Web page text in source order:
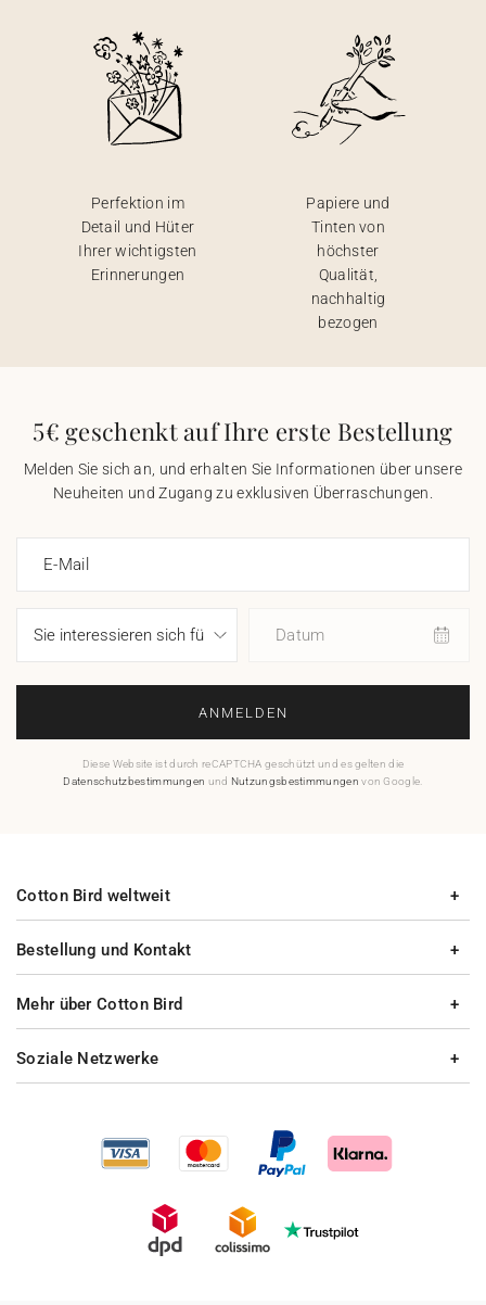
Perfektion im
Detail und Hüter
Ihrer wichtigsten
Erinnerungen
Papiere und
Tinten von
höchster
Qualität,
nachhaltig
bezogen
5€ geschenkt auf Ihre erste Bestellung
Melden Sie sich an, und erhalten Sie Informationen über unsere
Neuheiten und Zugang zu exklusiven Überraschungen.
E-Mail
Datum
ANMELDEN
Diese Website ist durch reCAPTCHA geschützt und es gelten die
Datenschutzbestimmungen und Nutzungsbestimmungen von Google.
Bestellung und Kontakt
Mehr über Cotton Bird
Cotton Bird weltweit
Soziale Netzwerke